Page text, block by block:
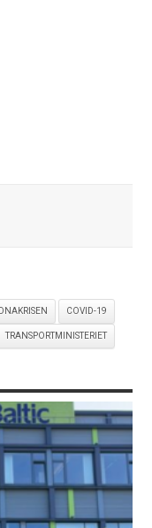
COVID-19
TRANSPORTMINISTERIET